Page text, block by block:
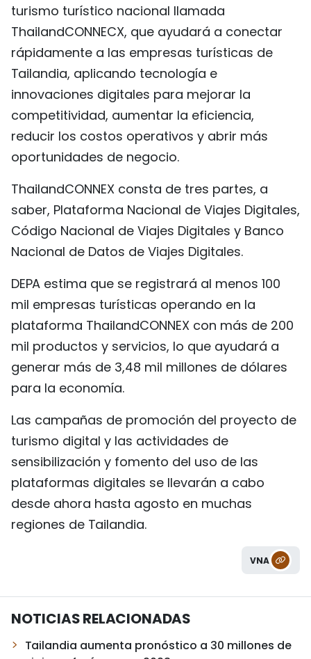
中文
FRANÇAIS
РУССКИЙ
turismo turístico nacional llamada
ThailandCONNECX, que ayudará a conectar
rápidamente a las empresas turísticas de
Tailandia, aplicando tecnología e
innovaciones digitales para mejorar la
competitividad, aumentar la eficiencia,
reducir los costos operativos y abrir más
oportunidades de negocio.
ThailandCONNEX consta de tres partes, a
saber, Plataforma Nacional de Viajes Digitales,
Código Nacional de Viajes Digitales y Banco
Nacional de Datos de Viajes Digitales.
DEPA estima que se registrará al menos 100
mil empresas turísticas operando en la
plataforma ThailandCONNEX con más de 200
mil productos y servicios, lo que ayudará a
generar más de 3,48 mil millones de dólares
para la economía.
Las campañas de promoción del proyecto de
turismo digital y las actividades de
sensibilización y fomento del uso de las
plataformas digitales se llevarán a cabo
desde ahora hasta agosto en muchas
regiones de Tailandia.
VNA
NOTICIAS RELACIONADAS
Tailandia aumenta pronóstico a 30 millones de